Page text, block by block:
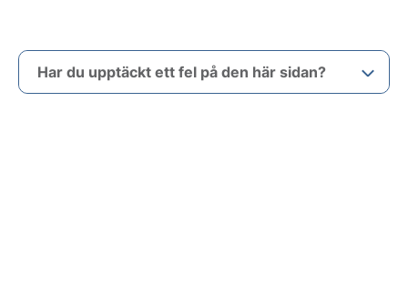
Har du upptäckt ett fel på den här sidan?